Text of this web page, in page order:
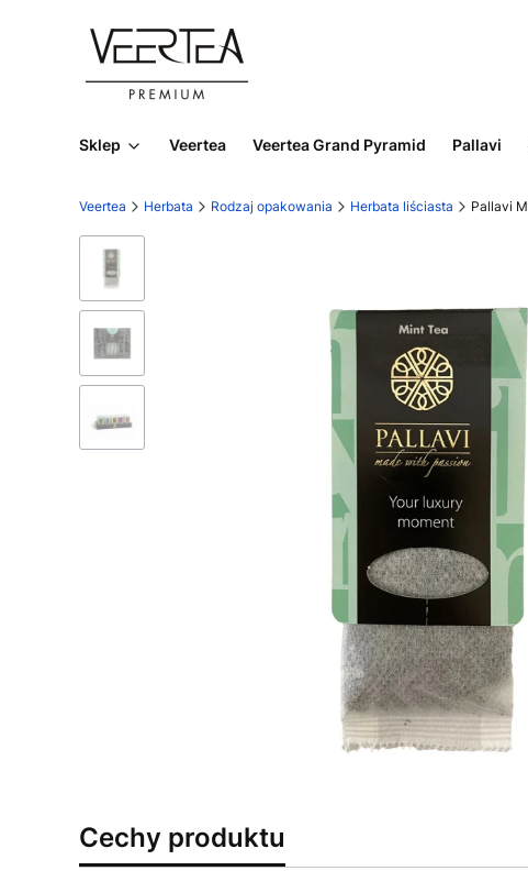
Sklep Veertea Veertea Grand Pyramid Pallavi
Veertea Herbata Rodzaj opakowania Herbata liściasta Pallavi
Cechy produktu